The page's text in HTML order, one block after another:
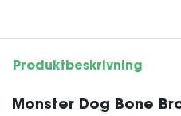
Produktbeskrivning
Monster Dog Bone